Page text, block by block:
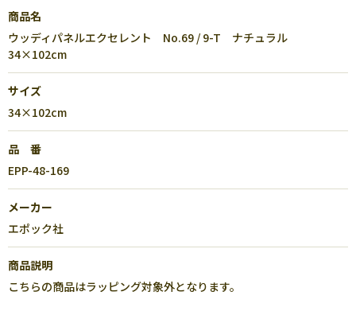
商品名
ウッディパネルエクセレント No.69 / 9-T ナチュラル
34×102cm
サイズ
34×102cm
品 番
EPP-48-169
メーカー
エポック社
商品説明
こちらの商品はラッピング対象外となります。